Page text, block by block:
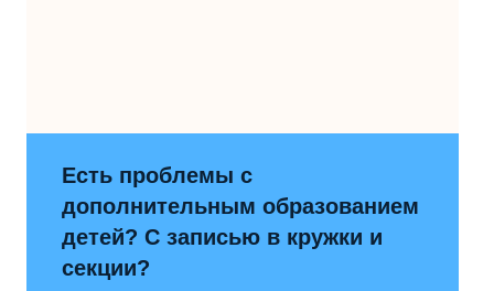
Есть проблемы с
дополнительным образованием
детей? С записью в кружки и
секции?